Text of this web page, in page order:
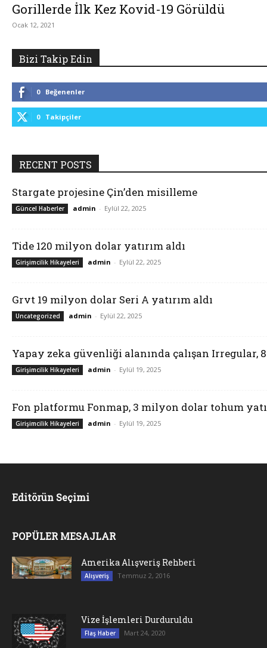
Gorillerde İlk Kez Kovid-19 Görüldü
Ocak 12, 2021
Bizi Takip Edin
0 Beğenenler
0 Takipçiler
RECENT POSTS
Stargate projesine Çin’den misilleme
Güncel Haberler admin - Eylül 22, 2025
Tide 120 milyon dolar yatırım aldı
Girişimcilik Hikayeleri admin - Eylül 22, 2025
Grvt 19 milyon dolar Seri A yatırım aldı
Uncategorized admin - Eylül 22, 2025
Yapay zeka güvenliği alanında çalışan Irregular,
Girişimcilik Hikayeleri admin - Eylül 19, 2025
Fon platformu Fonmap, 3 milyon dolar tohum
Girişimcilik Hikayeleri admin - Eylül 19, 2025
Editörün Seçimi
POPÜLER MESAJLAR
Amerika Alışveriş Rehberi
Alışveriş Temmuz 2, 2016
Vize İşlemleri Durduruldu
Flaş Haber Mart 24, 2020